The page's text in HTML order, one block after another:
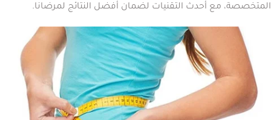
المتخصصة، مع أحدث التقنيات لضمان أفضل النتائج لمرضانا.